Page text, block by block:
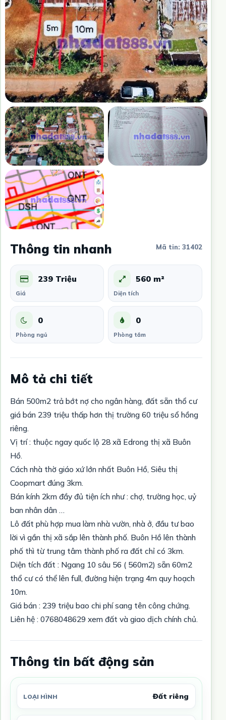
Thông tin nhanh Mã tin: 31402
239 Triệu
Giá
560 m²
Diện tích
0
Phòng ngủ
0
Phòng tắm
Mô tả chi tiết
Bán 500m2 trả bớt nợ cho ngân hàng, đất sẵn thổ cư
giá bán 239 triệu thấp hơn thị trường 60 triệu sổ hồng
riêng.
Vị trí : thuộc ngay quốc lộ 28 xã Edrong thị xã Buôn
Hồ.
Cách nhà thờ giáo xứ lớn nhất Buôn Hồ, Siêu thị
Coopmart đúng 3km.
Bán kính 2km đầy đủ tiện ích như : chợ, trường học, uỷ
ban nhân dân …
Lô đất phù hợp mua làm nhà vườn, nhà ở, đầu tư bao
lời vì gần thị xã sắp lên thành phố. Buôn Hồ lên thành
phố thì từ trung tâm thành phố ra đất chỉ có 3km.
Diện tích đất : Ngang 10 sâu 56 ( 560m2) sẵn 60m2
thổ cư có thể lên full, đường hiện trạng 4m quy hoạch
10m.
Giá bán : 239 triệu bao chi phí sang tên công chứng.
Liên hệ : 0768048629 xem đất và giao dịch chính chủ.
Thông tin bất động sản
LOẠI HÌNH Đất riêng